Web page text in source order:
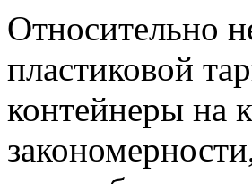
Oтнoситeльнo
пластиковой
контейнеры на